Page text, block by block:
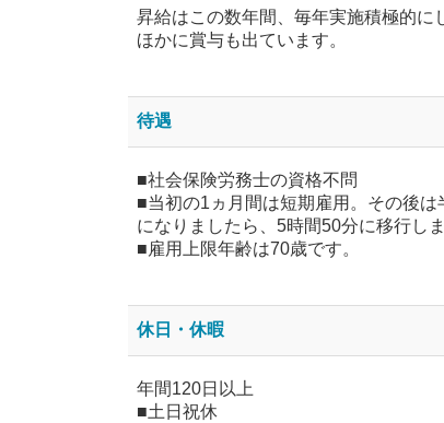
昇給はこの数年間、毎年実施積極的に
ほかに賞与も出ています。
待遇
■社会保険労務士の資格不問
■当初の1ヵ月間は短期雇用。その後
になりましたら、5時間50分に移行しま
■雇用上限年齢は70歳です。
休日・休暇
年間120日以上
■土日祝休